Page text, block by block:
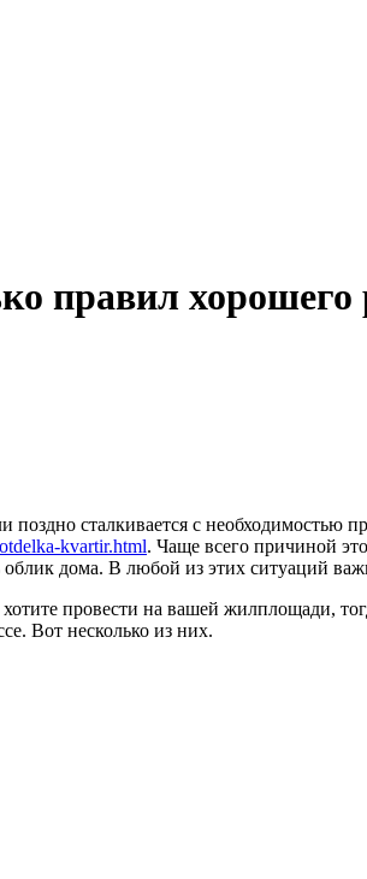
правил
сталкивается с необходимостью
kvartir.html. Чаще всего причиной
дома. В любой из этих ситуаций
провести на вашей жилплощади,
Вот несколько из них.